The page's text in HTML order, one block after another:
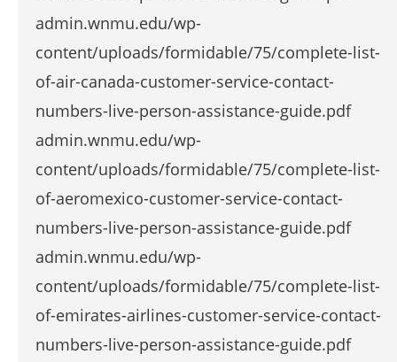
admin.wnmu.edu/wp-
content/uploads/formidable/75/complete-list-
of-air-canada-customer-service-contact-
numbers-live-person-assistance-guide.pdf
admin.wnmu.edu/wp-
content/uploads/formidable/75/complete-list-
of-aeromexico-customer-service-contact-
numbers-live-person-assistance-guide.pdf
admin.wnmu.edu/wp-
content/uploads/formidable/75/complete-list-
of-emirates-airlines-customer-service-contact-
numbers-live-person-assistance-guide.pdf